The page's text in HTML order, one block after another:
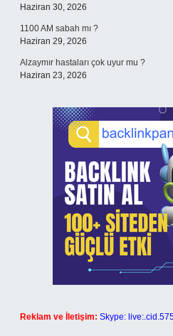
Haziran 30, 2026
1100 AM sabah mı ?
Haziran 29, 2026
Alzaymır hastaları çok uyur mu ?
Haziran 23, 2026
Reklam ve İletişim: Skype: